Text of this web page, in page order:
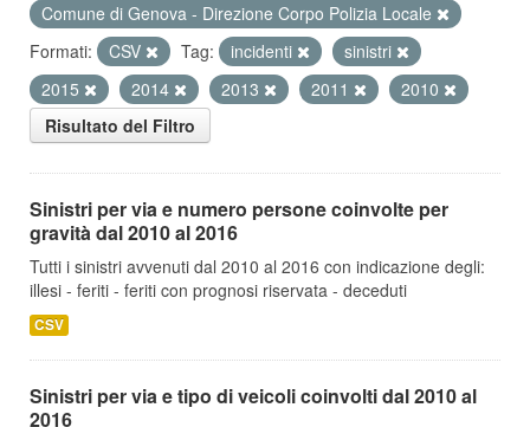
Comune di Genova - Direzione Corpo Polizia Locale
Formati:
CSV Tag: incidenti
sinistri
2015
2014 2013 2011
2010
Risultato del Filtro
Sinistri per via e numero persone coinvolte per
gravità dal 2010 al 2016
Tutti i sinistri avvenuti dal 2010 al 2016 con indicazione degli:
illesi - feriti - feriti con prognosi riservata - deceduti
CSV
Sinistri per via e tipo di veicoli coinvolti dal 2010 al
2016